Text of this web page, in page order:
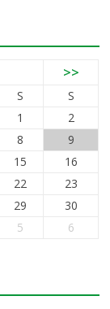
>>
S
S
1
2
8
9
15
16
22
23
29
30
5 6